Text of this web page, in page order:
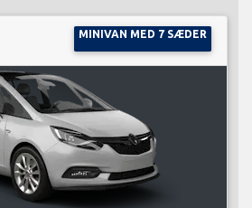
MINIVAN MED 7 SÆDER